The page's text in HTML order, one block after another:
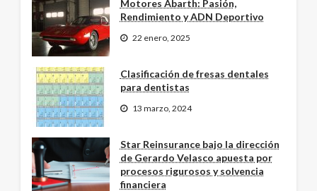
Motores Abarth: Pasión,
Rendimiento y ADN Deportivo
22 enero, 2025
Clasificación de fresas dentales
para dentistas
13 marzo, 2024
Star Reinsurance bajo la dirección
de Gerardo Velasco apuesta por
procesos rigurosos y solvencia
financiera